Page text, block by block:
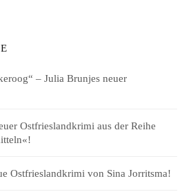
– Julia Brunjes neuer
Ostfrieslandkrimi aus der Reihe
Ostfrieslandkrimi von Sina Jorritsma!